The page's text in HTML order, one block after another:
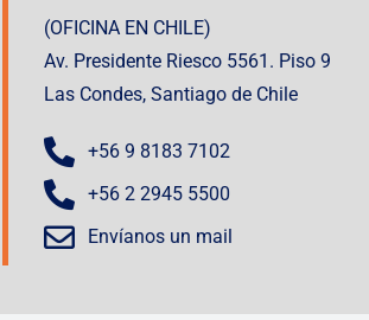
(OFICINA EN CHILE)
Av. Presidente Riesco 5561. Piso 9
Las Condes, Santiago de Chile
+56 9 8183 7102
+56 2 2945 5500
Envíanos un mail